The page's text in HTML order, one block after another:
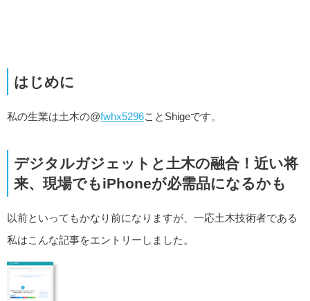
はじめに
私の生業は土木の@fwhx5296ことShigeです。
デジタルガジェットと土木の融合！近い将
来、現場でもiPhoneが必需品になるかも
以前といってもかなり前になりますが、一応土木技術者である
私はこんな記事をエントリーしました。